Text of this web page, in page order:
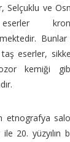
Selçuklu ve
eserler,
kemiği
etnografya
ile 20. yüzyılın